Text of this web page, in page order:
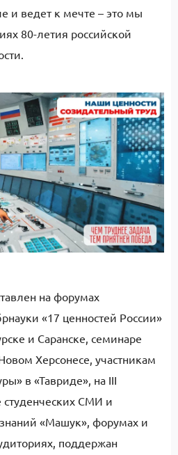
и ведет к мечте – это мы
80-летия российской
на форумах
«17 ценностей России»
и Саранске, семинаре
Херсонесе, участникам
в «Тавриде», на III
СМИ и
«Машук», форумах и
поддержан